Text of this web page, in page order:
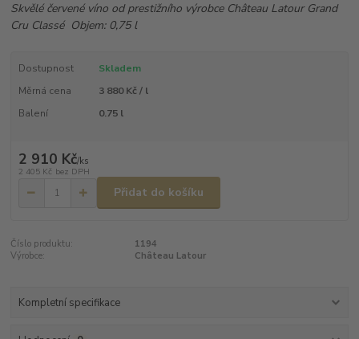
Skvělé červené víno od prestižního výrobce Château Latour Grand
Cru Classé Objem: 0,75 l
Dostupnost
Skladem
Měrná cena
3 880 Kč / l
Balení
0.75 l
2 910 Kč/ks
2 405 Kč bez DPH
Přidat do košíku
Číslo produktu:
1194
Výrobce:
Château Latour
Kompletní specifikace